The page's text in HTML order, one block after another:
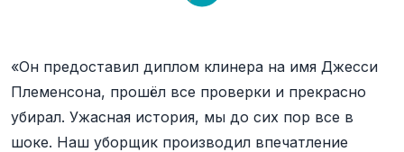
«Он предоставил диплом клинера на имя Джесси
Племенсона, прошёл все проверки и прекрасно
убирал. Ужасная история, мы до сих пор все в
шоке. Наш уборщик производил впечатление